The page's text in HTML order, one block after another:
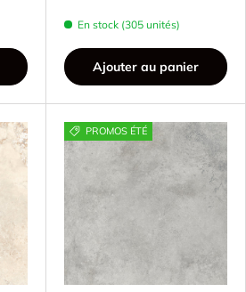
En stock (305 unités)
Ajouter au panier
PROMOS ÉTÉ